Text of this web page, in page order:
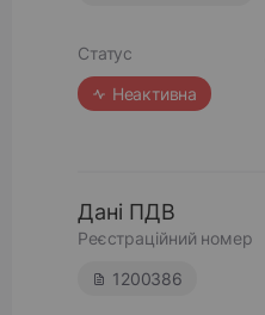
Статус
Неактивна
Дані ПДВ
Реєстраційний номер
1200386